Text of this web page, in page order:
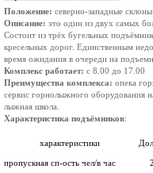
Положение: северно-западные
Описание: это один из двух самых
Состоит из трёх бугельных
кресельных дорог. Единственным
время ожидания в очереди на
Комплекс работает: с 8.00 до 17.00
Преимущества комплекса: опека
сервис горнолыжного оборудования
лыжная школа.
Характеристика подъёмников:
характеристики
пропускная сп-ость чел/в час